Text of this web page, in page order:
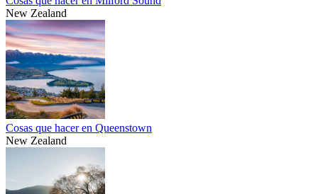
New Zealand
Cosas que hacer en Queenstown
New Zealand